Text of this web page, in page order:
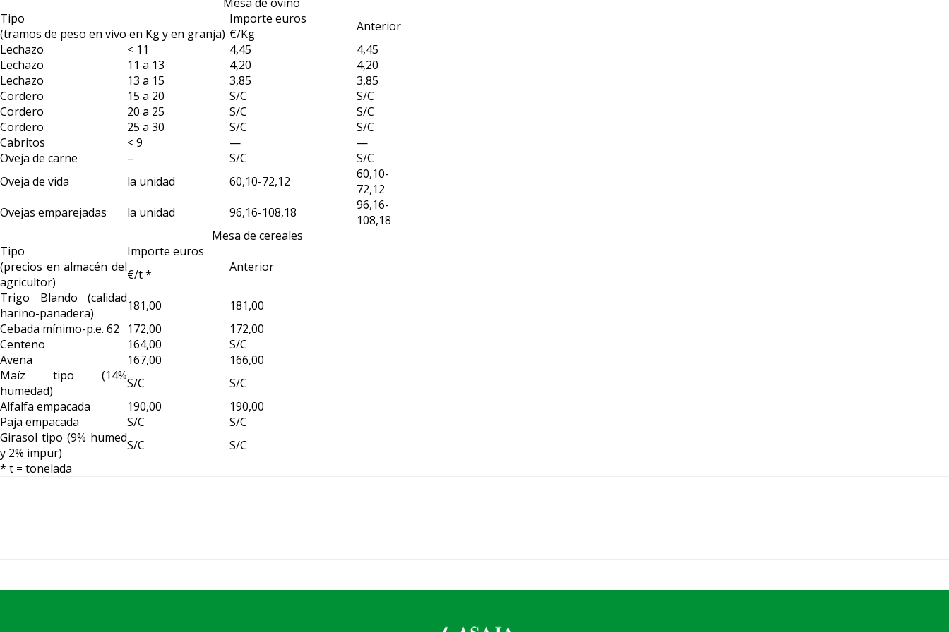
Tipo
Importe euros Anterior
(tramos de peso en vivo en Kg y en granja) €/Kg
Lechazo
< 11 4,45
4,45
Lechazo
11 a 13 4,20
4,20
Lechazo
13 a 15 3,85
3,85
Cordero
15 a 20 S/C
S/C
Cordero
20 a 25 S/C
S/C
Cordero
25 a 30 S/C
S/C
Cabritos
< 9 —
—
Oveja de carne
– S/C
S/C
Oveja de vida
la unidad 60,10-72,12
60,10-
72,12
Ovejas emparejadas
la unidad 96,16-108,18
96,16-
108,18
Mesa de cereales
Tipo
Importe euros
Anterior
(precios en almacén del
agricultor)
€/t *
Trigo Blando (calidad
harino-panadera)
181,00
181,00
Cebada mínimo-p.e. 62
172,00
172,00
Centeno
164,00
S/C
Avena
167,00
166,00
Maíz tipo (14%
humedad)
S/C
S/C
Alfalfa empacada
190,00
190,00
Paja empacada
S/C
S/C
Girasol tipo (9% humed
y 2% impur)
S/C
S/C
* t = tonelada